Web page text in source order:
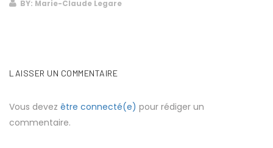
BY: Marie-Claude Legare
LAISSER UN COMMENTAIRE
Vous devez être connecté(e) pour rédiger un
commentaire.